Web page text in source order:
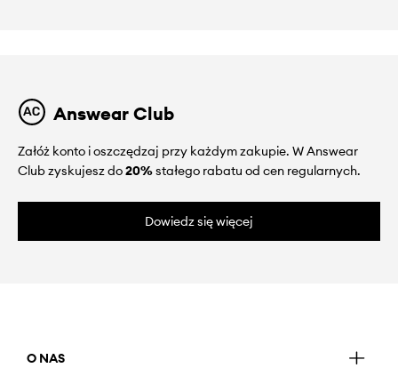
Answear Club
Załóż konto i oszczędzaj przy każdym zakupie. W Answear
Club zyskujesz do20%stałego rabatu od cen regularnych.
Dowiedz się więcej
O NAS